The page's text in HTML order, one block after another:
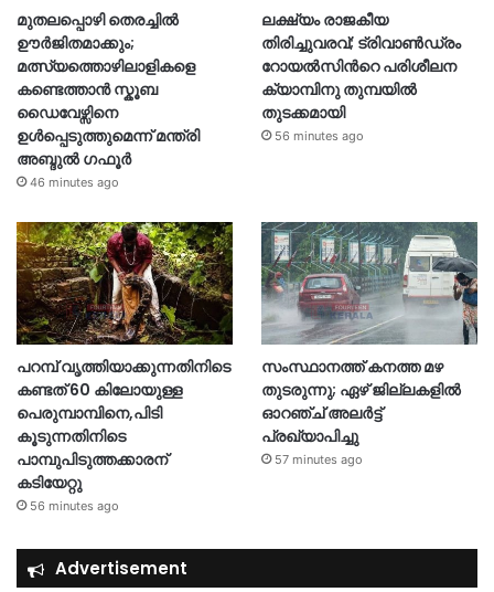
മുതലപ്പൊഴി തെരച്ചിൽ
ഊർജിതമാക്കും;
മത്സ്യത്തൊഴിലാളികളെ
കണ്ടെത്താൻ സ്കൂബ
ഡൈവേഴ്സിനെ
ഉൾപ്പെടുത്തുമെന്ന് മന്ത്രി
അബ്ദുൽ ഗഫൂർ
46 minutes ago
ലക്ഷ്യം രാജകീയ
തിരിച്ചുവരവ്; ട്രിവാൺഡ്രം
റോയൽസിന്‍റെ പരിശീലന
ക്യാമ്പിനു തുമ്പയില്‍
തുടക്കമായി
56 minutes ago
പറമ്പ് വൃത്തിയാക്കുന്നതിനിടെ
കണ്ടത് 60 കിലോയുള്ള
പെരുമ്പാമ്പിനെ,പിടി
കൂടുന്നതിനിടെ
പാമ്പുപിടുത്തക്കാരന്
കടിയേറ്റു
56 minutes ago
സംസ്ഥാനത്ത് കനത്ത മഴ
തുടരുന്നു; ഏഴ് ജില്ലകളിൽ
ഓറഞ്ച് അലർട്ട്
പ്രഖ്യാപിച്ചു
57 minutes ago
Advertisement